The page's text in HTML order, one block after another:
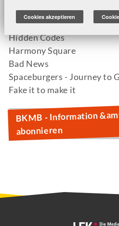
Cookies akzeptieren
Wo ist Goldi?
Es war einmal im Netz...
Hidden Codes
Harmony Square
Bad News
Spaceburgers - Journey to
Fake it to make it
BKMB - Information
abonnieren